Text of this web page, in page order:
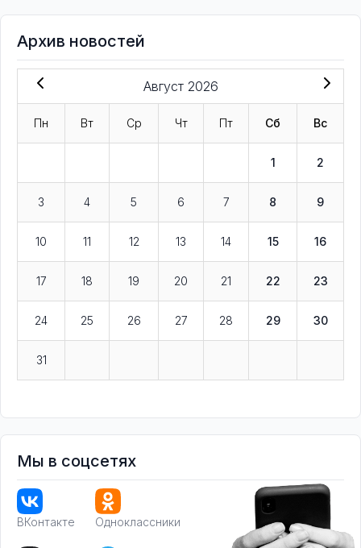
Архив новостей
Август 2026
Пн Вт Ср Чт Пт Сб Вс
1 2
3 4 5 6 7 8 9
10 11 12 13 14 15 16
17 18 19 20 21 22 23
24 25 26 27 28 29 30
31
Мы в соцсетях
ВКонтакте Одноклассники